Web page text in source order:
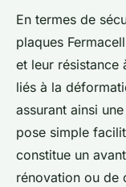
En termes de
plaques
et leur résistance
liés à la
assurant ainsi
pose simple
constitue un
rénovation ou de